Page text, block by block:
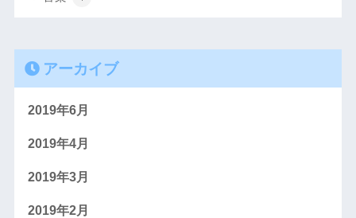
アーカイブ
2019年6月
2019年4月
2019年3月
2019年2月